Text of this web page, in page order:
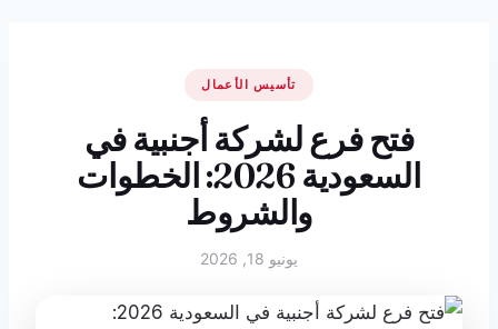
تأسيس الأعمال
فتح فرع لشركة أجنبية في
السعودية 2026: الخطوات
والشروط
يونيو 18, 2026